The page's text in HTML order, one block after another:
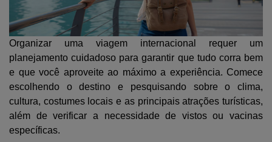
Organizar uma viagem internacional requer um
planejamento cuidadoso para garantir que tudo corra bem
e que você aproveite ao máximo a experiência. Comece
escolhendo o destino e pesquisando sobre o clima,
cultura, costumes locais e as principais atrações turísticas,
além de verificar a necessidade de vistos ou vacinas
específicas.